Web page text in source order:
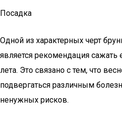
Посадка
Одной из характерных черт
является рекомендация сажать
лета. Это связано с тем, что
подвергаться различным
ненужных рисков.